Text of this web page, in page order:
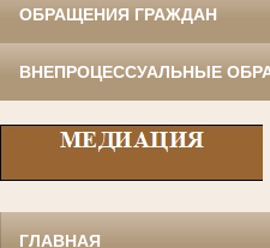
ОБРАЩЕНИЯ ГРАЖДАН
ВНЕПРОЦЕССУАЛЬНЫЕ
ГЛАВНАЯ